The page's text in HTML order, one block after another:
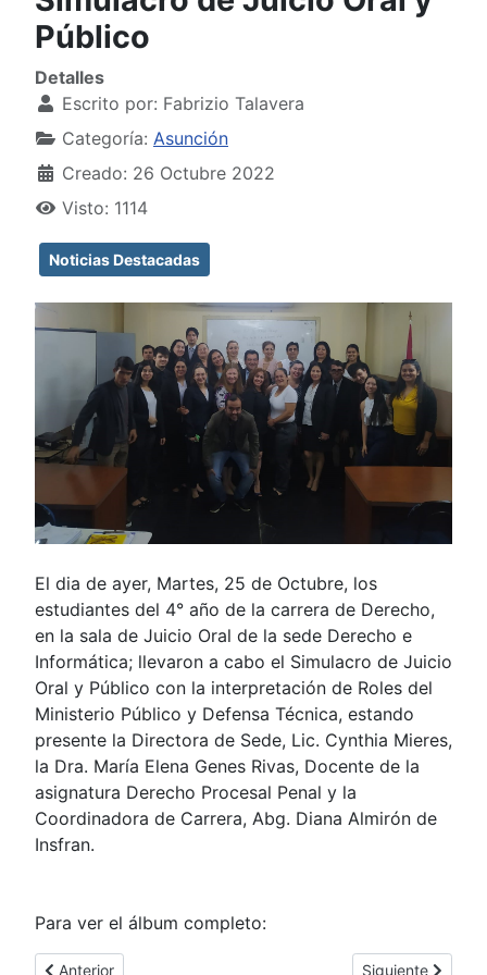
Público
Detalles
Escrito por: Fabrizio Talavera
Categoría: Asunción
Creado: 26 Octubre 2022
Visto: 1114
Noticias Destacadas
El dia de ayer, Martes, 25 de Octubre, los
estudiantes del 4° año de la carrera de Derecho,
en la sala de Juicio Oral de la sede Derecho e
Informática; llevaron a cabo el Simulacro de Juicio
Oral y Público con la interpretación de Roles del
Ministerio Público y Defensa Técnica, estando
presente la Directora de Sede, Lic. Cynthia Mieres,
la Dra. María Elena Genes Rivas, Docente de la
asignatura Derecho Procesal Penal y la
Coordinadora de Carrera, Abg. Diana Almirón de
Insfran.
Para ver el álbum completo:
Artículo anterior: Conferencia sobre Control, Prevención y
Anterior Artículo
Siguiente